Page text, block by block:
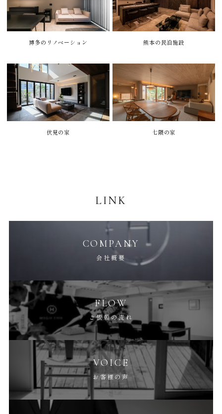
博多のリノベーション 熊本の民泊施設
伏見の家 七隈の家
LINK
COMPANY
会社概要
FLOW
ご依頼の流れ
VOICE
お客様の声